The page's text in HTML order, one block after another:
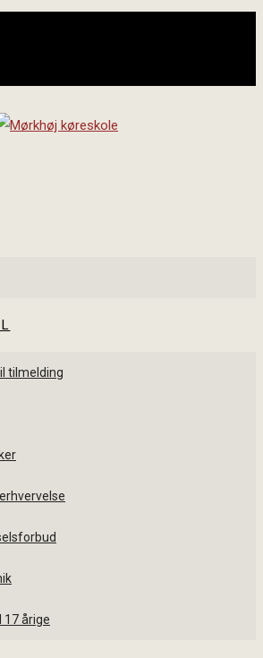
tilmelding
17 årige